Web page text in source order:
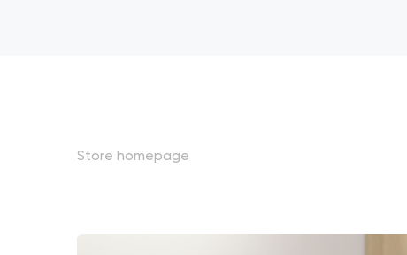
Store homepage